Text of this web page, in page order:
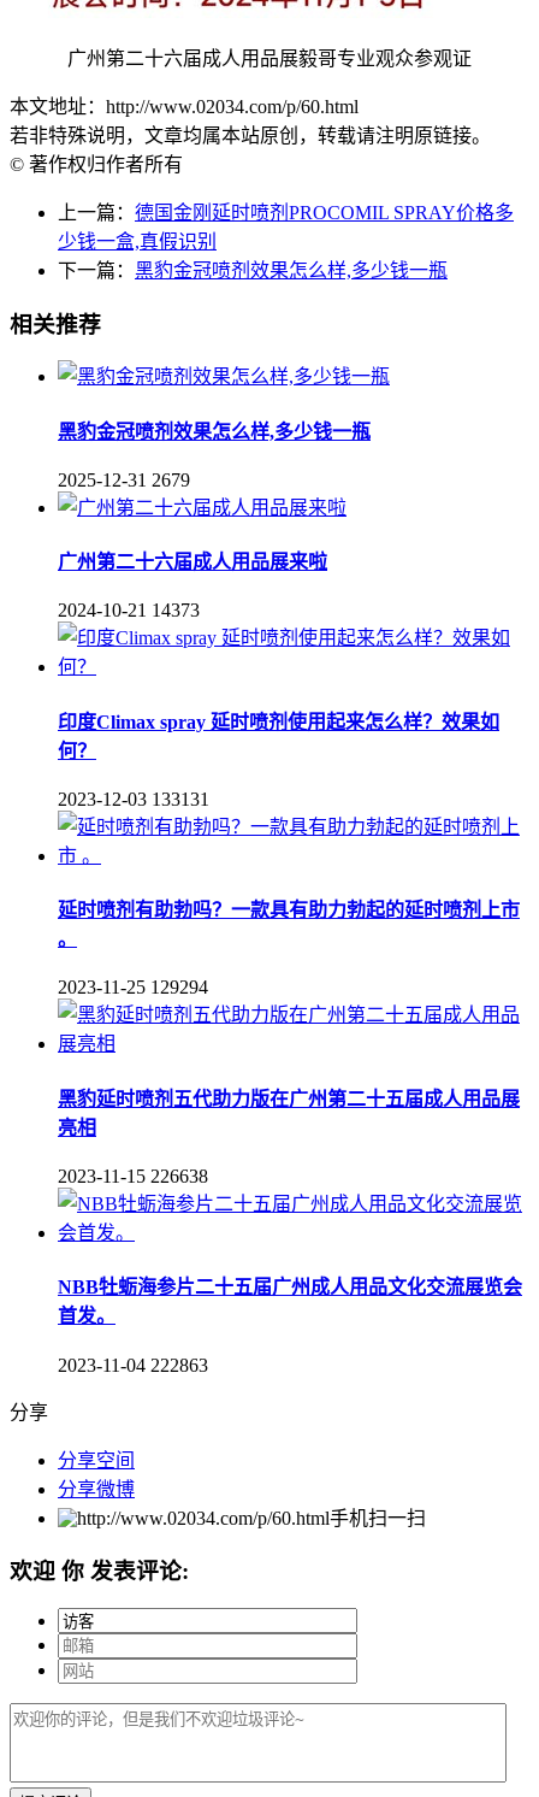
广州第二十六届成人用品展毅哥专业观众参观证
本文地址：http://www.02034.com/p/60.html
若非特殊说明，文章均属本站原创，转载请注明原链接。
© 著作权归作者所有
上一篇： 德国金刚延时喷剂PROCOMIL SPRAY价格多
少钱一盒,真假识别
下一篇： 黑豹金冠喷剂效果怎么样,多少钱一瓶
相关推荐
黑豹金冠喷剂效果怎么样,多少钱一瓶
2025-12-31 2679
广州第二十六届成人用品展来啦
2024-10-21 14373
印度Climax spray 延时喷剂使用起来怎么样？效果如
何？
2023-12-03 133131
延时喷剂有助勃吗？一款具有助力勃起的延时喷剂上市
。
2023-11-25 129294
黑豹延时喷剂五代助力版在广州第二十五届成人用品展
亮相
2023-11-15 226638
NBB牡蛎海参片二十五届广州成人用品文化交流展览会
首发。
2023-11-04 222863
分享
分享空间
分享微博
手机扫一扫
欢迎 你 发表评论: